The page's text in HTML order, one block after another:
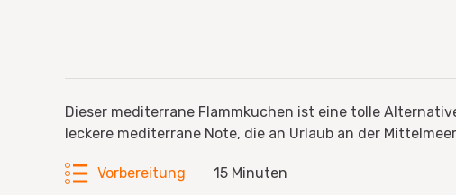
Dieser mediterrane Flammkuchen ist eine tolle
leckere mediterrane Note, die an Urlaub an der
Vorbereitung 15 Minuten